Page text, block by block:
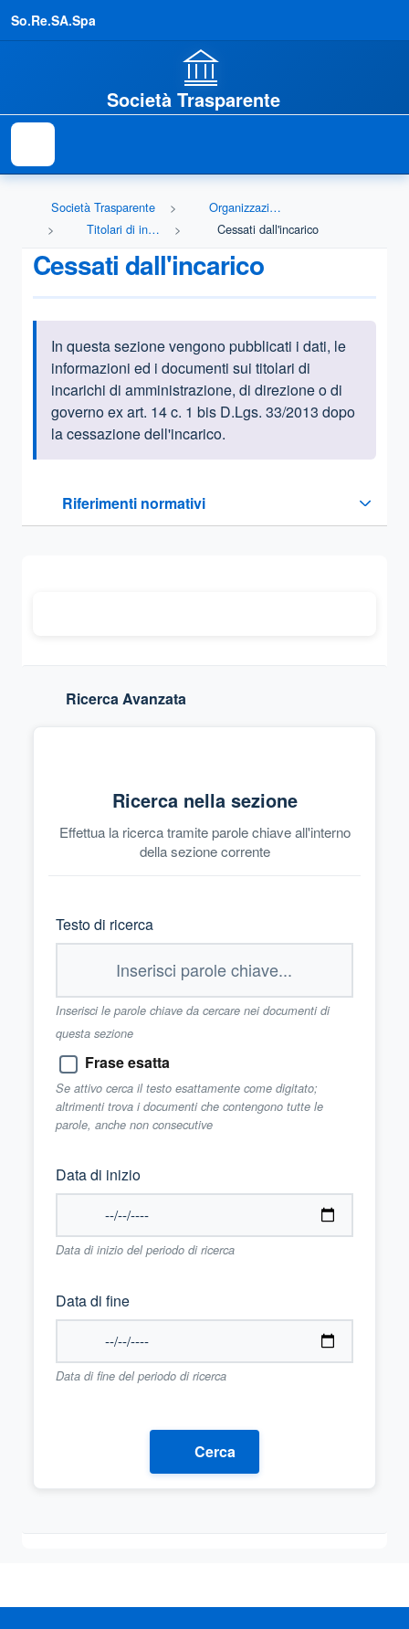
So.Re.SA.Spa
Società Trasparente
Società Trasparente
Organizzazione
Titolari di incarichi politici, di amministrazione, di direzione o di governo
Cessati dall'incarico
Cessati dall'incarico
Informazioni introduttive
In questa sezione vengono pubblicati i dati, le
informazioni ed i documenti sui titolari di
incarichi di amministrazione, di direzione o di
governo ex art. 14 c. 1 bis D.Lgs. 33/2013 dopo
la cessazione dell'incarico.
Riferimenti normativi
Sezione compressa
Ricerca Avanzata
Ricerca nella sezione
Effettua la ricerca tramite parole chiave all'interno
della sezione corrente
Testo di ricerca
Inserisci le parole chiave da cercare nei documenti di
questa sezione
Frase esatta
Se attivo cerca il testo esattamente come digitato;
altrimenti trova i documenti che contengono tutte le
parole, anche non consecutive
Data di inizio
Data di inizio del periodo di ricerca
Data di fine
Data di fine del periodo di ricerca
Cerca